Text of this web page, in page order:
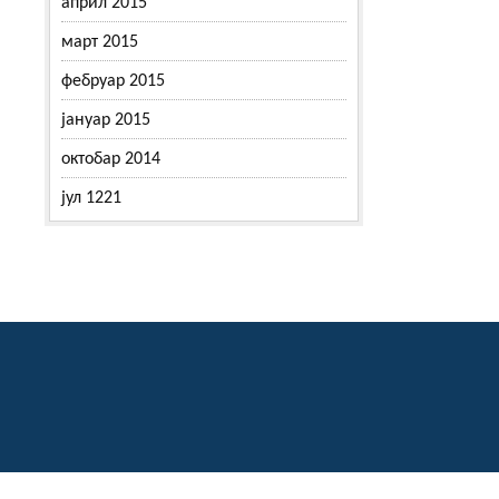
март 2015
фебруар 2015
јануар 2015
октобар 2014
јул 1221